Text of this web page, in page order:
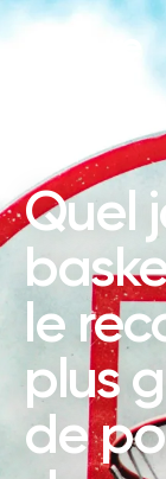
Qulture
SPORT
Quel
le
plus
de